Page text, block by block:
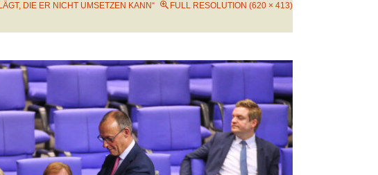
DIE ER NICHT UMSETZEN KANN“
FULL RESOLUTION (620 × 413)